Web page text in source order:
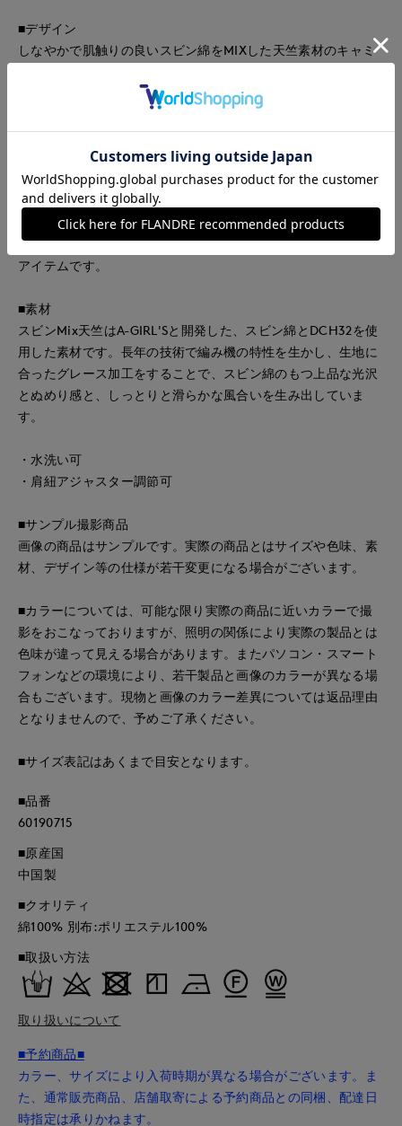
■デザイン
しなやかで肌触りの良いスビン綿をMIXした天竺素材のキャミ
特徴です。前襟ぐりはサテン素材で切り替えており、トップス
からチラッと覗いてもツヤ感が上品な印象を与えます。襟ぐり
をステッチレスで仕立てることでデコルテラインをスッキリき
れいに見せてくれます。ウエストラインはゆるやかなカーブを
つけ、身体にソフトになじみます。バックアジャズター付きで
肩ひもの長さを調節できるのも嬉しいポイント。ボトムインし
やすいやや長めの着丈です。合わせやすいベーシック＆ニュア
ンスカラーを中心としたカラー展開で、何枚でも持っていたい
アイテムです。
■素材
スビンMix天竺はA-GIRL'Sと開発した、スビン綿とDCH32を使
用した素材です。長年の技術で編み機の特性を生かし、生地に
合ったグレース加工をすることで、スビン綿のもつ上品な光沢
とぬめり感と、しっとりと滑らかな風合いを生み出していま
す。
・水洗い可
・肩紐アジャスター調節可
■サンプル撮影商品
画像の商品はサンプルです。実際の商品とはサイズや色味、素
材、デザイン等の仕様が若干変更になる場合がございます。
■カラーについては、可能な限り実際の商品に近いカラーで撮
影をおこなっておりますが、照明の関係により実際の製品とは
色味が違って見える場合があります。またパソコン・スマート
フォンなどの環境により、若干製品と画像のカラーが異なる場
合もございます。現物と画像のカラー差異については返品理由
となりませんので、予めご了承ください。
■サイズ表記はあくまで目安となります。
■品番
60190715
■原産国
中国製
■クオリティ
綿100% 別布:ポリエステル100%
■取扱い方法
取り扱いについて
■予約商品■
カラー、サイズにより入荷時期が異なる場合がございます。ま
た、通常販売商品、店舗取寄による予約商品との同梱、配達日
時指定は承りかねます。